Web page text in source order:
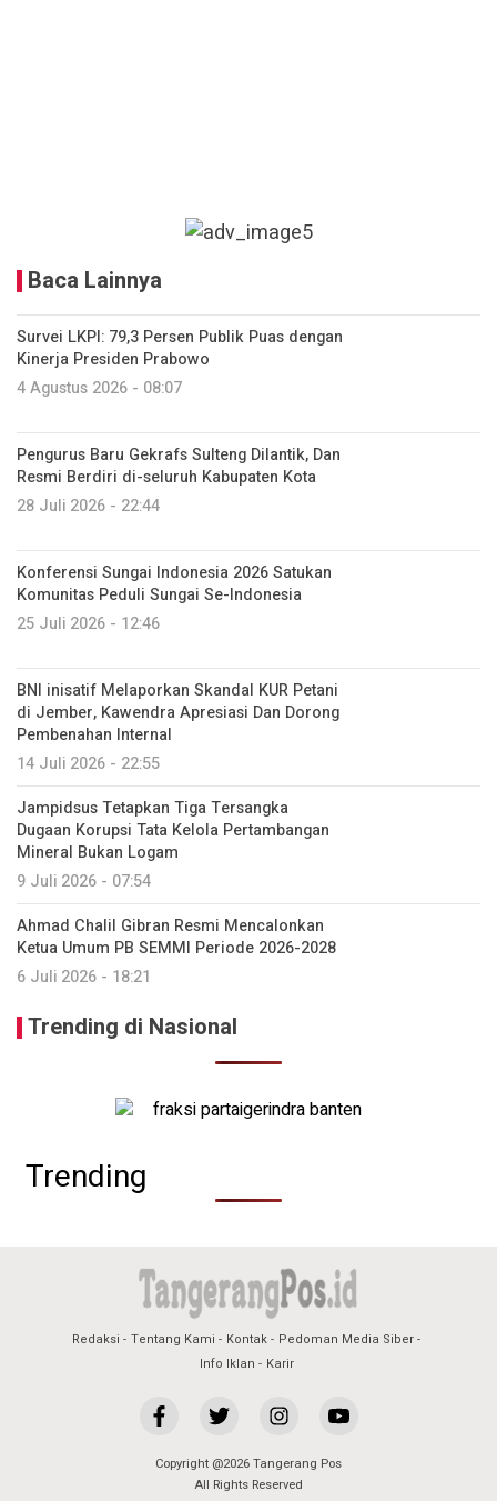
Baca Lainnya
Survei LKPI: 79,3 Persen Publik Puas dengan
Kinerja Presiden Prabowo
4 Agustus 2026 - 08:07
Pengurus Baru Gekrafs Sulteng Dilantik, Dan
Resmi Berdiri di-seluruh Kabupaten Kota
28 Juli 2026 - 22:44
Konferensi Sungai Indonesia 2026 Satukan
Komunitas Peduli Sungai Se-Indonesia
25 Juli 2026 - 12:46
BNI inisatif Melaporkan Skandal KUR Petani
di Jember, Kawendra Apresiasi Dan Dorong
Pembenahan Internal
14 Juli 2026 - 22:55
Jampidsus Tetapkan Tiga Tersangka
Dugaan Korupsi Tata Kelola Pertambangan
Mineral Bukan Logam
9 Juli 2026 - 07:54
Ahmad Chalil Gibran Resmi Mencalonkan
Ketua Umum PB SEMMI Periode 2026-2028
6 Juli 2026 - 18:21
Trending di Nasional
Trending
Redaksi Tentang Kami Kontak
Pedoman Media Siber
Info Iklan
Karir
Copyright @2026 Tangerang Pos
All Rights Reserved